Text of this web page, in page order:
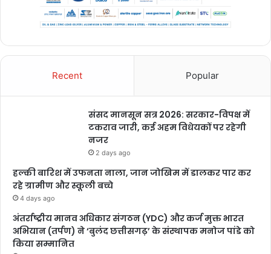
Recent Popular
संसद मानसून सत्र 2026: सरकार-विपक्ष में
टकराव जारी, कई अहम विधेयकों पर रहेगी
नजर
2 days ago
हल्की बारिश में उफनता नाला, जान जोखिम में डालकर पार कर
रहे ग्रामीण और स्कूली बच्चे
4 days ago
अंतर्राष्ट्रीय मानव अधिकार संगठन (YDC) और कर्ज मुक्त भारत
अभियान (तर्पण) ने ‘बुलंद छत्तीसगढ़’ के संस्थापक मनोज पांडे को
किया सम्मानित